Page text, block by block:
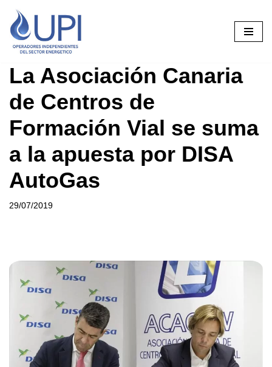
Saltar
al
La Asociación Canaria
de Centros de
Formación Vial se suma
a la apuesta por DISA
AutoGas
29/07/2019